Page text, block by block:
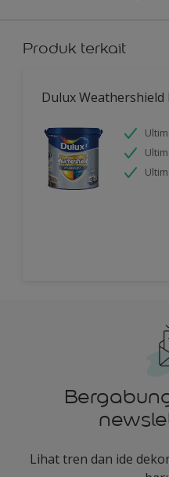
Produk terkait
Dulux Weathershield
Lihat tren dan ide